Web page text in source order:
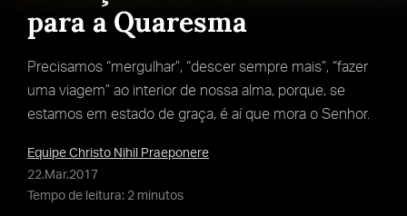
para a Quaresma
Precisamos “mergulhar”, “descer sempre mais”, “fazer
uma viagem” ao interior de nossa alma, porque, se
estamos em estado de graça, é aí que mora o Senhor.
Equipe Christo Nihil Praeponere
22.Mar.2017
Tempo de leitura: 2 minutos